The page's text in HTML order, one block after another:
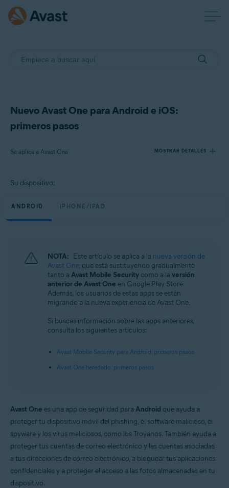
Nuevo Avast One para Android e iOS:
primeros pasos
Se aplica a Avast One MOSTRAR DETALLES
Avast One
Su dispositivo:
ANDROID IPHONE/IPAD
NOTA: Este artículo se aplica a la nueva versión de
Avast One, que está sustituyendo gradualmente
tanto a Avast Mobile Security como a la versión
anterior de Avast One en Google Play Store.
Además, los usuarios de estas apps se están
migrando a la nueva experiencia de Avast One.
Si buscas información sobre las apps anteriores,
consulta los siguientes artículos:
Avast Mobile Security para Android: primeros pasos
Avast One heredado: primeros pasos
Avast One es una app de seguridad para Android que ayuda a
proteger tu dispositivo móvil del phishing, el software malicioso, el
spyware y los virus maliciosos, como los Troyanos. También ayuda a
proteger tus cuentas de correo electrónico y las cuentas asociadas
a tus direcciones de correo electrónico, a bloquear tus aplicaciones
confidenciales y a proteger el acceso a las fotos almacenadas en tu
dispositivo.